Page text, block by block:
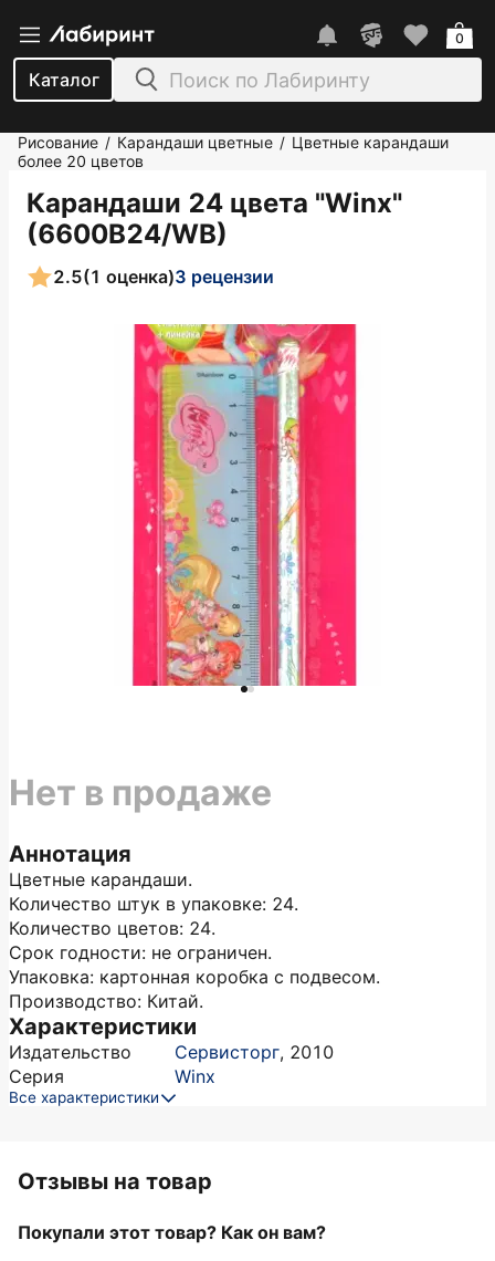
Каталог
0
Рисование / Карандаши цветные / Цветные карандаши
более 20 цветов
Карандаши 24 цвета "Winx"
(6600B24/WB)
2.5(1 оценка)3 рецензии
Аннотация
Цветные карандаши.
Количество штук в упаковке: 24.
Количество цветов: 24.
Срок годности: не ограничен.
Упаковка: картонная коробка с подвесом.
Производство: Китай.
Характеристики
Издательство Сервисторг, 2010
Серия
Winx
Все характеристики
Нет в продаже
Отзывы на товар
Покупали этот товар? Как он вам?